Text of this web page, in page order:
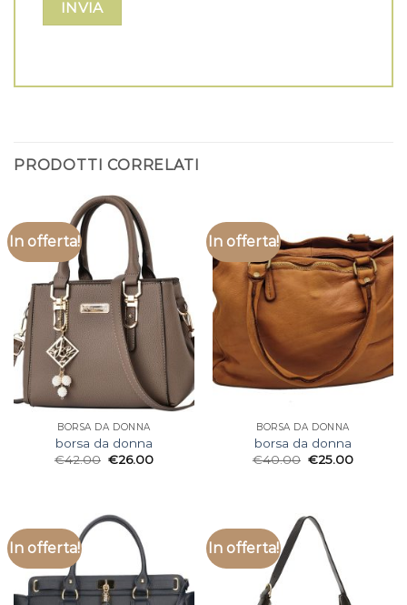
PRODOTTI CORRELATI
In offerta!
BORSA DA DONNA
borsa da donna
€42.00 €26.00
In offerta!
BORSA DA DONNA
borsa da donna
€40.00 €25.00
In offerta! In offerta!